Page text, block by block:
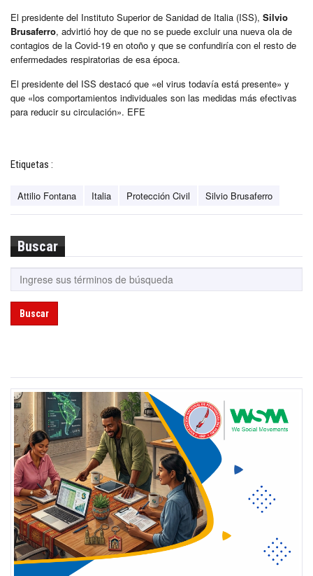
El presidente del Instituto Superior de Sanidad de Italia (ISS), Silvio
Brusaferro, advirtió hoy de que no se puede excluir una nueva ola de
contagios de la Covid-19 en otoño y que se confundiría con el resto de
enfermedades respiratorias de esa época.
El presidente del ISS destacó que «el virus todavía está presente» y
que «los comportamientos individuales son las medidas más efectivas
para reducir su circulación». EFE
Etiquetas :
Attilio Fontana Italia Protección Civil Silvio Brusaferro
Buscar
Buscar